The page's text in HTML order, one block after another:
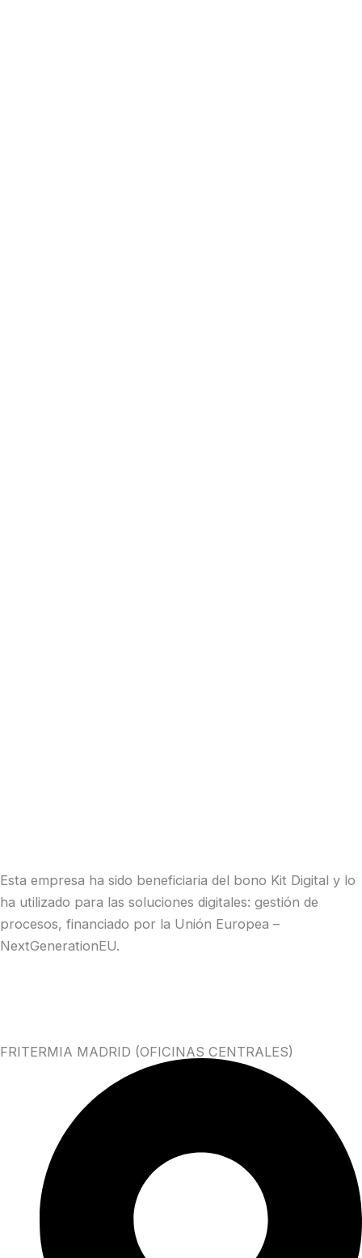
Esta empresa ha sido beneficiaria del bono Kit Digital y lo
ha utilizado para las soluciones digitales: gestión de
procesos, financiado por la Unión Europea –
NextGenerationEU.
FRITERMIA MADRID (OFICINAS CENTRALES)